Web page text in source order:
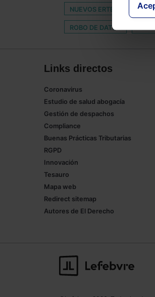
NUEVOS ERTES ODIO
ROBO DE DATOS
Links directos
Coronavirus
Estudio de salud abogacía
Gestión de despachos
Compliance
Buenas Prácticas Tributarias
RGPD
Innovación
Tesauro
Mapa web
Redirect sitemap
Autores de El Derecho